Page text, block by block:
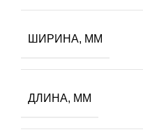
ШИРИНА, ММ
ДЛИНА, ММ